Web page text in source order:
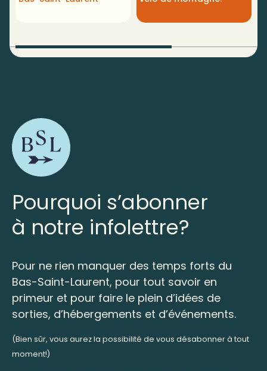
Pourquoi s’abonner
à notre infolettre?
Pour ne rien manquer des temps forts du
Bas-Saint-Laurent, pour tout savoir en
primeur et pour faire le plein d’idées de
sorties, d’hébergements et d’événements.
(Bien sûr, vous aurez la possibilité de vous désabonner à tout
moment!)